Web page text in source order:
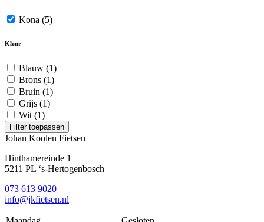
Kona (5)
Kleur
Blauw (1)
Brons (1)
Bruin (1)
Grijs (1)
Wit(1)
Filter toepassen
Johan Koolen Fietsen
Hinthamereinde 1
5211 PL ‘s-Hertogenbosch
073 613 9020
info@jkfietsen.nl